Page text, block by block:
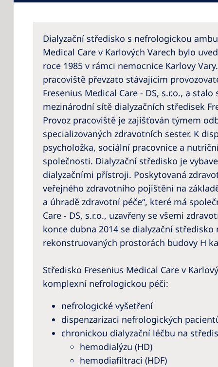
Dialyzační středisko s nefrologickou
Medical Care v Karlových Varech bylo
roce 1985 v rámci nemocnice Karlovy
pracoviště převzato stávajícím
Fresenius Medical Care - DS, s.r.o., a
mezinárodní sítě dialyzačních středisek
Provoz pracoviště je zajišťován týmem
specializovaných zdravotních sester. K
psycholožka, sociální pracovnice a
společnosti. Dialyzační středisko je
dialyzačními přístroji. Poskytovaná
veřejného zdravotního pojištění na
a úhradě zdravotní péče“, které má
Care - DS, s.r.o., uzavřeny se všemi
konce dubna 2014 se dialyzační
rekonstruovaných prostorách budovy H
Středisko Fresenius Medical Care v
komplexní nefrologickou péči:
nefrologické vyšetření
dispenzarizaci nefrologických
chronickou dialyzační léčbu na
hemodialýzu (HD)
hemodiafiltraci (HDF)